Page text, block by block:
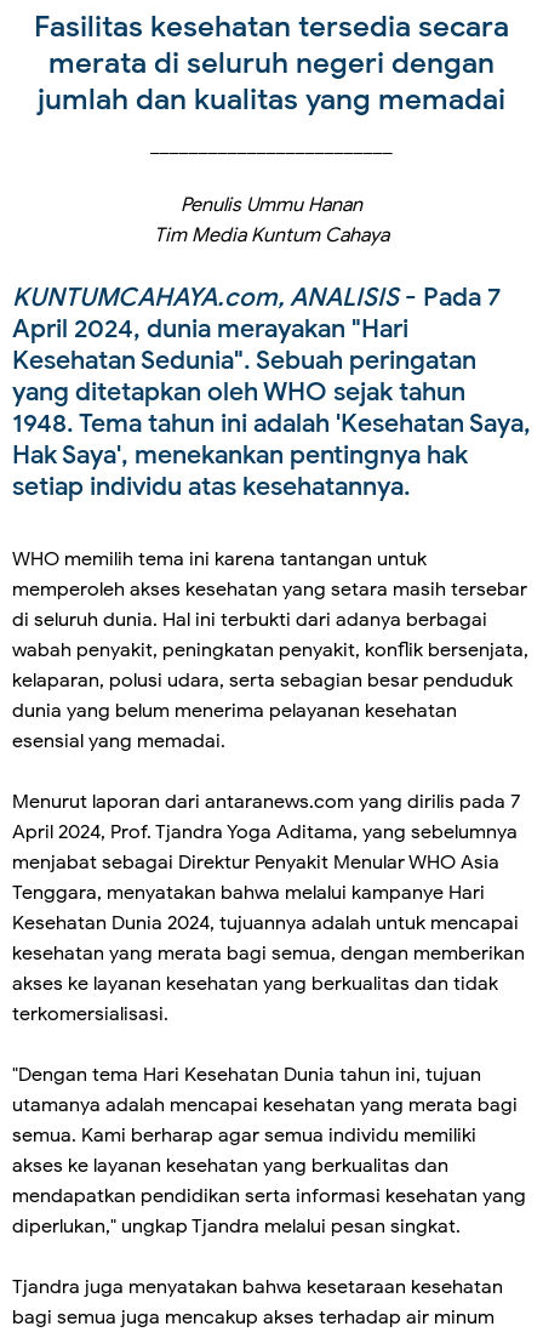
Fasilitas kesehatan tersedia secara
merata di seluruh negeri dengan
jumlah dan kualitas yang memadai
Penulis Ummu Hanan
Tim Media Kuntum Cahaya
KUNTUMCAHAYA.com, ANALISIS- Pada 7
April 2024, dunia merayakan "Hari
Kesehatan Sedunia". Sebuah peringatan
yang ditetapkan oleh WHO sejak tahun
1948. Tema tahun ini adalah 'Kesehatan Saya,
Hak Saya', menekankan pentingnya hak
setiap individu atas kesehatannya.
WHO memilih tema ini karena tantangan untuk
memperoleh akses kesehatan yang setara masih tersebar
di seluruh dunia. Hal ini terbukti dari adanya berbagai
wabah penyakit, peningkatan penyakit, konflik bersenjata,
kelaparan, polusi udara, serta sebagian besar penduduk
dunia yang belum menerima pelayanan kesehatan
esensial yang memadai.
Menurut laporan dari antaranews.com yang dirilis pada 7
April 2024, Prof. Tjandra Yoga Aditama, yang sebelumnya
menjabat sebagai Direktur Penyakit Menular WHO Asia
Tenggara, menyatakan bahwa melalui kampanye Hari
Kesehatan Dunia 2024, tujuannya adalah untuk mencapai
kesehatan yang merata bagi semua, dengan memberikan
akses ke layanan kesehatan yang berkualitas dan tidak
terkomersialisasi.
"Dengan tema Hari Kesehatan Dunia tahun ini, tujuan
utamanya adalah mencapai kesehatan yang merata bagi
semua. Kami berharap agar semua individu memiliki
akses ke layanan kesehatan yang berkualitas dan
mendapatkan pendidikan serta informasi kesehatan yang
diperlukan," ungkap Tjandra melalui pesan singkat.
Tjandra juga menyatakan bahwa kesetaraan kesehatan
bagi semua juga mencakup akses terhadap air minum